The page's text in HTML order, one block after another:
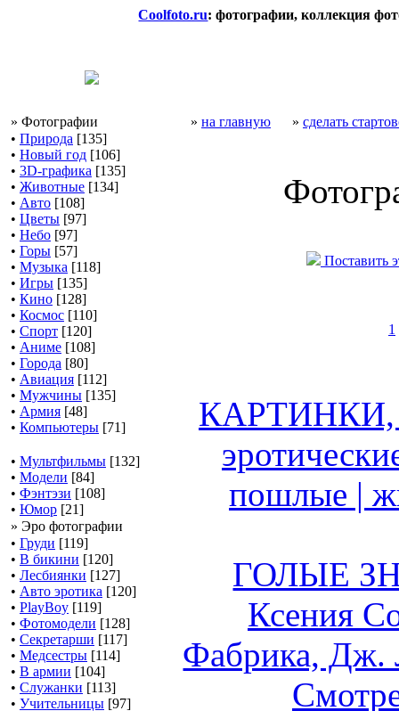
Coolfoto.ru: фотографии, коллекция
» Фотографии
• Природа [135]
• Новый год [106]
• 3D-графика [135]
• Животные [134]
• Авто [108]
• Цветы [97]
• Небо [97]
• Горы [57]
• Музыка [118]
• Игры [135]
• Кино [128]
• Космос [110]
• Спорт [120]
• Аниме [108]
• Города [80]
• Авиация [112]
• Мужчины [135]
• Армия [48]
• Компьютеры [71]
• Мультфильмы [132]
• Модели [84]
• Фэнтэзи [108]
• Юмор [21]
» Эро фотографии
• Груди [119]
• В бикини [120]
• Лесбиянки [127]
• Авто эротика [120]
• PlayBoy [119]
• Фотомодели [128]
• Секретарши [117]
• Медсестры [114]
• В армии [104]
• Служанки [113]
• Учительницы [97]
» на главную » сделать
Поставить
1
пошлые |
ГОЛЫЕ
Ксения
Фабрика, Дж.